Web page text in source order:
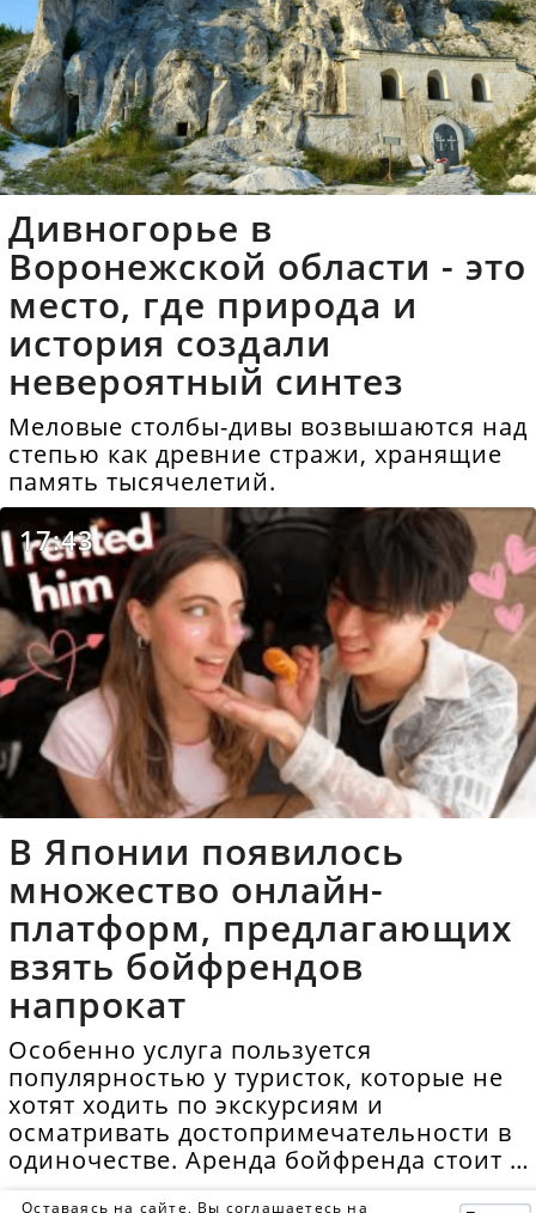
Дивногорье в
Воронежской области - это
место, где природа и
история создали
невероятный синтез
Меловые столбы-дивы возвышаются над
степью как древние стражи, хранящие
память тысячелетий.
17:43
В Японии появилось
множество онлайн-
платформ, предлагающих
взять бойфрендов
напрокат
Особенно услуга пользуется
популярностью у туристок, которые не
хотят ходить по экскурсиям и
осматривать достопримечательности в
одиночестве. Аренда бойфренда стоит в
Оставаясь на сайте, Вы соглашаетесь на